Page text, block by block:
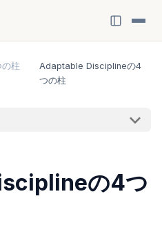
の柱
Adaptable Disciplineの4
つの柱
の4つ